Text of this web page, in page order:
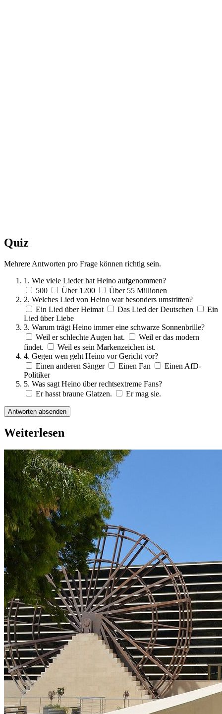
Quiz
Mehrere Antworten pro Frage können richtig sein.
1. Wie viele Lieder hat Heino aufgenommen?
500
Über 1200
Über 55 Millionen
2. Welches Lied von Heino war besonders umstritten?
Ein Lied über Heimat
Das Lied der Deutschen
Ein
Lied über Liebe
3. Warum trägt Heino immer eine schwarze Sonnenbrille?
Weil er schlechte Augen hat.
Weil er das modern
findet.
Weil es sein Markenzeichen ist.
4. Gegen wen geht Heino vor Gericht vor?
Einen anderen Sänger
Einen Fan
Einen AfD-
Politiker
5. Was sagt Heino über rechtsextreme Fans?
Er hasst braune Glatzen.
Er mag sie.
Antworten absenden
Weiterlesen